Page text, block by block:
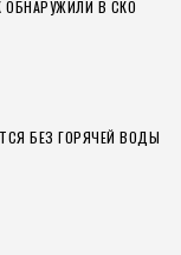
ОБНАРУЖИЛИ В СКО
БЕЗ ГОРЯЧЕЙ ВОДЫ